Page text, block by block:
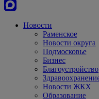
Новости
Раменское
Новости округа
Подмосковье
Бизнес
Благоустройство
Новости ЖКХ
Образование